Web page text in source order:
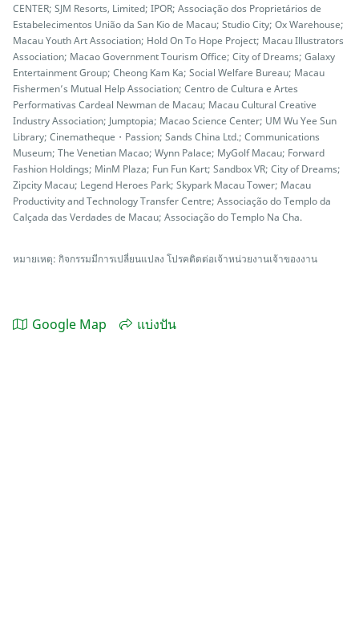
CENTER; SJM Resorts, Limited; IPOR; Associação dos Proprietários de
Estabelecimentos União da San Kio de Macau; Studio City; Ox Warehouse;
Macau Youth Art Association; Hold On To Hope Project; Macau Illustrators
Association; Macao Government Tourism Office; City of Dreams; Galaxy
Entertainment Group; Cheong Kam Ka; Social Welfare Bureau; Macau
Fishermen’s Mutual Help Association; Centro de Cultura e Artes
Performativas Cardeal Newman de Macau; Macau Cultural Creative
Industry Association; Jumptopia; Macao Science Center; UM Wu Yee Sun
Library; Cinematheque・Passion; Sands China Ltd.; Communications
Museum; The Venetian Macao; Wynn Palace; MyGolf Macau; Forward
Fashion Holdings; MinM Plaza; Fun Fun Kart; Sandbox VR; City of Dreams;
Zipcity Macau; Legend Heroes Park; Skypark Macau Tower; Macau
Productivity and Technology Transfer Centre; Associação do Templo da
Calçada das Verdades de Macau; Associação do Templo Na Cha.
หมายเหตุ: กิจกรรมมีการเปลี่ยนแปลง โปรคติดต่อเจ้าหน่วยงานเจ้าของงาน
Google Map แบ่งปัน